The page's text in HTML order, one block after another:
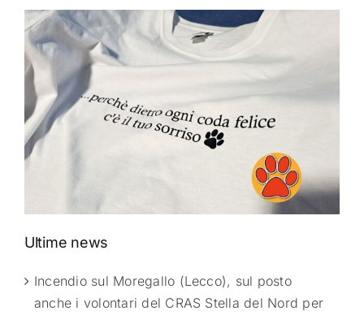
Ultime news
Incendio sul Moregallo (Lecco), sul posto
anche i volontari del CRAS Stella del Nord per